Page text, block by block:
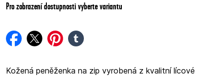
Pro zobrazení dostupnosti vyberte variantu
facebook
twitterpinterest
tumblr
Kožená peněženka na zip vyrobená z kvalitní lícové